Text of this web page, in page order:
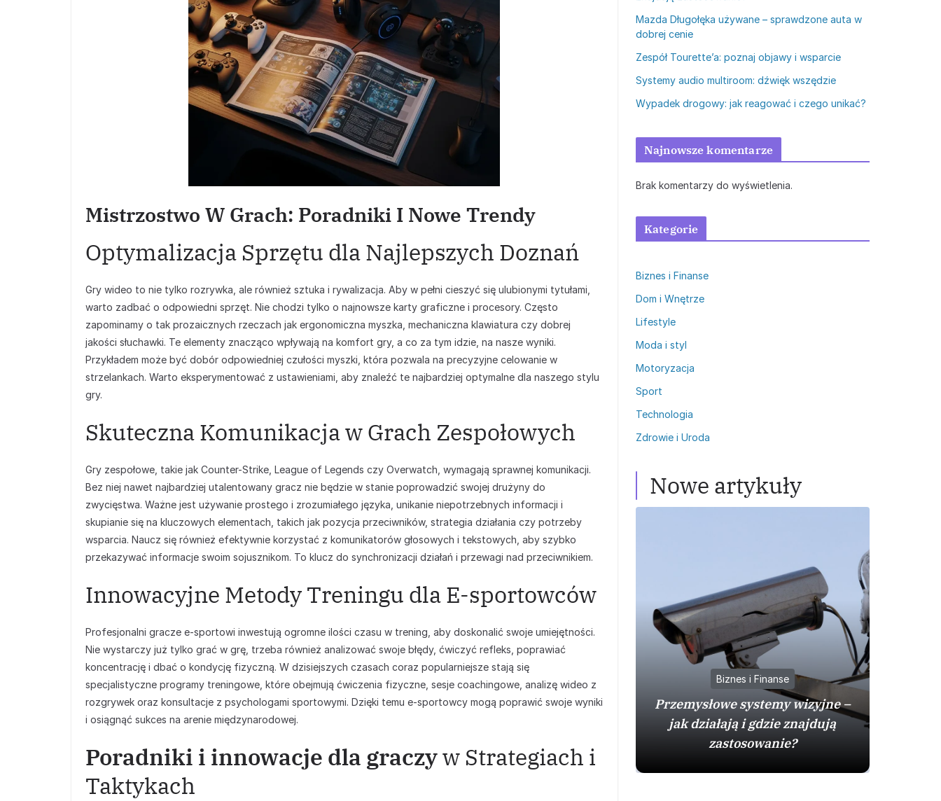
Mistrzostwo W Grach: Poradniki I Nowe Trendy
Optymalizacja Sprzętu dla Najlepszych Doznań
Gry wideo to nie tylko rozrywka, ale również sztuka i rywalizacja. Aby w pełni cieszyć się ulubionymi tytułami,
warto zadbać o odpowiedni sprzęt. Nie chodzi tylko o najnowsze karty graficzne i procesory. Często
zapominamy o tak prozaicznych rzeczach jak ergonomiczna myszka, mechaniczna klawiatura czy dobrej
jakości słuchawki. Te elementy znacząco wpływają na komfort gry, a co za tym idzie, na nasze wyniki.
Przykładem może być dobór odpowiedniej czułości myszki, która pozwala na precyzyjne celowanie w
strzelankach. Warto eksperymentować z ustawieniami, aby znaleźć te najbardziej optymalne dla naszego stylu
gry.
Skuteczna Komunikacja w Grach Zespołowych
Gry zespołowe, takie jak Counter-Strike, League of Legends czy Overwatch, wymagają sprawnej komunikacji.
Bez niej nawet najbardziej utalentowany gracz nie będzie w stanie poprowadzić swojej drużyny do
zwycięstwa. Ważne jest używanie prostego i zrozumiałego języka, unikanie niepotrzebnych informacji i
skupianie się na kluczowych elementach, takich jak pozycja przeciwników, strategia działania czy potrzeby
wsparcia. Naucz się również efektywnie korzystać z komunikatorów głosowych i tekstowych, aby szybko
przekazywać informacje swoim sojusznikom. To klucz do synchronizacji działań i przewagi nad przeciwnikiem.
Innowacyjne Metody Treningu dla E-sportowców
Profesjonalni gracze e-sportowi inwestują ogromne ilości czasu w trening, aby doskonalić swoje umiejętności.
Nie wystarczy już tylko grać w grę, trzeba również analizować swoje błędy, ćwiczyć refleks, poprawiać
koncentrację i dbać o kondycję fizyczną. W dzisiejszych czasach coraz popularniejsze stają się
specjalistyczne programy treningowe, które obejmują ćwiczenia fizyczne, sesje coachingowe, analizę wideo z
rozgrywek oraz konsultacje z psychologami sportowymi. Dzięki temu e-sportowcy mogą poprawić swoje wyniki
i osiągnąć sukces na arenie międzynarodowej.
Poradniki i innowacje dla graczyw Strategiach i
Taktykach
Mazda Długołęka używane – sprawdzone auta w
dobrej cenie
Zespół Tourette’a: poznaj objawy i wsparcie
Systemy audio multiroom: dźwięk wszędzie
Wypadek drogowy: jak reagować i czego unikać?
Najnowsze komentarze
Brak komentarzy do wyświetlenia.
Kategorie
Biznes i Finanse
Dom i Wnętrze
Lifestyle
Moda i styl
Motoryzacja
Sport
Technologia
Zdrowie i Uroda
Nowe artykuły
Biznes i Finanse
Przemysłowe systemy wizyjne –
jak działają i gdzie znajdują
zastosowanie?